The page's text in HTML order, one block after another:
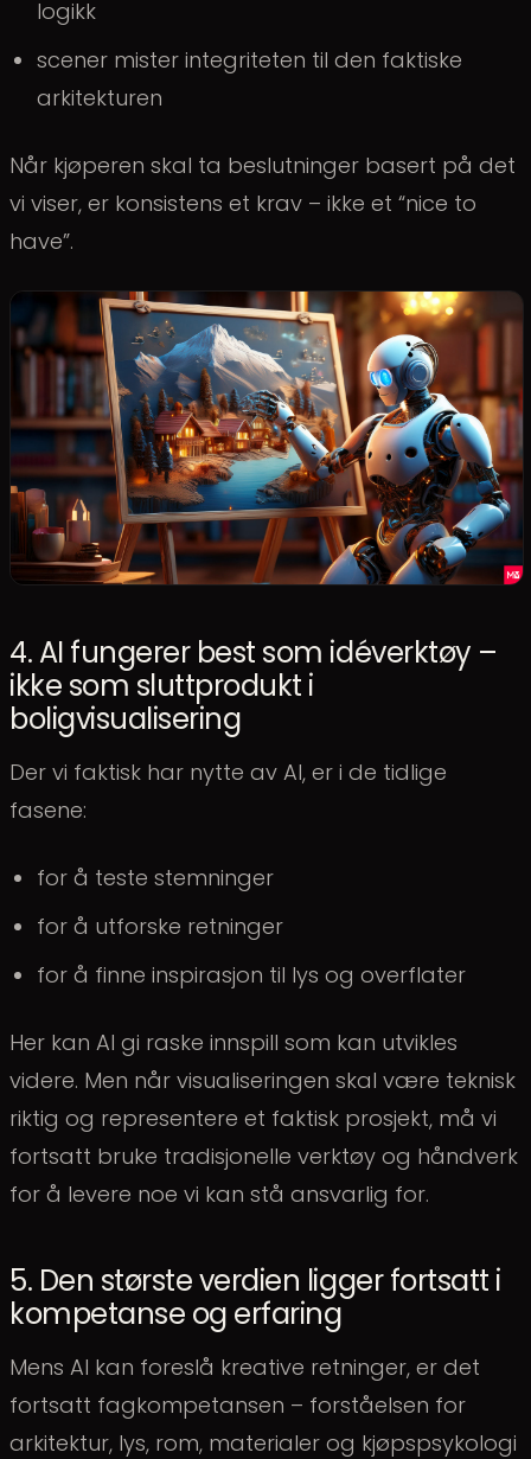
logikk
scener mister integriteten til den faktiske
arkitekturen
Når kjøperen skal ta beslutninger basert på det
vi viser, er konsistens et krav – ikke et “nice to
have”.
4. AI fungerer best som idéverktøy –
ikke som sluttprodukt i
boligvisualisering
Der vi faktisk har nytte av AI, er i de tidlige
fasene:
for å teste stemninger
for å utforske retninger
for å finne inspirasjon til lys og overflater
Her kan AI gi raske innspill som kan utvikles
videre. Men når visualiseringen skal være teknisk
riktig og representere et faktisk prosjekt, må vi
fortsatt bruke tradisjonelle verktøy og håndverk
for å levere noe vi kan stå ansvarlig for.
5. Den største verdien ligger fortsatt i
kompetanse og erfaring
Mens AI kan foreslå kreative retninger, er det
fortsatt fagkompetansen – forståelsen for
arkitektur, lys, rom, materialer og kjøpspsykologi